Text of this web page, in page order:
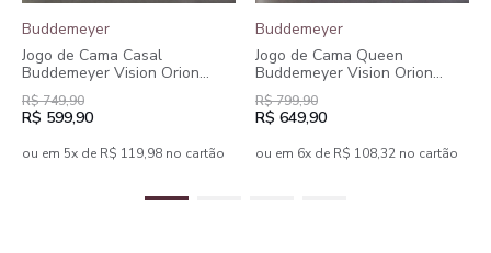
Buddemeyer
Jogo de Cama Casal
Buddemeyer Vision Orion
Estampado 4 peças
R$ 749,90
R$ 599,90
ou em 5x de R$ 119,98 no cartão
Buddemeyer
Jogo de Cama Queen
Buddemeyer Vision Orion
Estampado 4 peças
R$ 799,90
R$ 649,90
ou em 6x de R$ 108,32 no cartão